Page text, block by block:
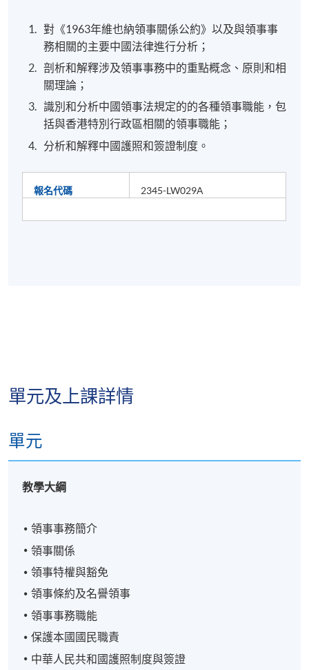
對《1963年維也納領事關係公約》以及與領事事
務相關的主要中國法律進行分析；
剖析和解釋涉及領事事務中的重點概念、原則和相
關理論；
識別和分析中國領事法規定的的各種領事職能，包
括與香港特別行政區相關的領事職能；
分析和解釋中國護照和簽證制度。
報名代碼 2345-LW029A
單元及上課詳情
單元
教學大綱
領事事務簡介
領事關係
領事特權與豁免
領事條約及名譽領事
領事事務職能
保護本國國民職責
中華人民共和國護照制度與簽證